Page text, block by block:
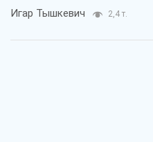
Игар Тышкевич 2,4 т.